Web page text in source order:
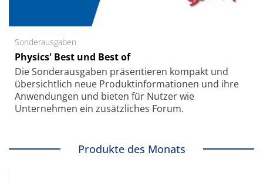
Sonderausgaben
Physics' Best und Best of
Die Sonder­ausgaben präsentieren kompakt und
übersichtlich neue Produkt­informationen und ihre
Anwendungen und bieten für Nutzer wie
Unternehmen ein zusätzliches Forum.
Produkte des Monats